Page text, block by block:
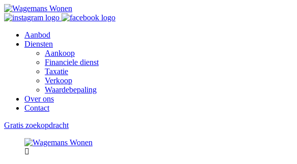
Aanbod
Diensten
Aankoop
Financiele dienst
Taxatie
Verkoop
Waardebepaling
Over ons
Contact
Gratis zoekopdracht